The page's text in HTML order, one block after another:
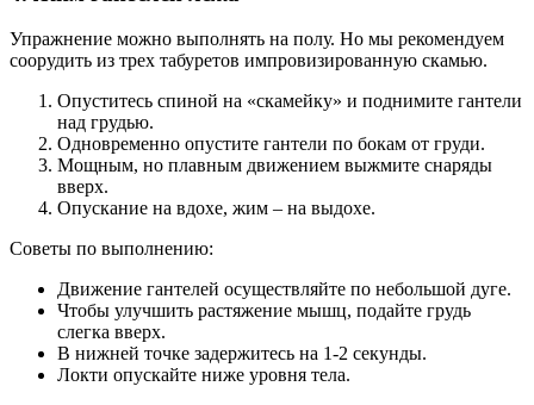
Упражнение можно выполнять на полу. Но мы рекомендуем
соорудить из трех табуретов импровизированную скамью.
Опуститесь спиной на «скамейку» и поднимите гантели
над грудью.
Одновременно опустите гантели по бокам от груди.
Мощным, но плавным движением выжмите снаряды
вверх.
Опускание на вдохе, жим – на выдохе.
Советы по выполнению:
Движение гантелей осуществляйте по небольшой дуге.
Чтобы улучшить растяжение мышц, подайте грудь
слегка вверх.
В нижней точке задержитесь на 1-2 секунды.
Локти опускайте ниже уровня тела.